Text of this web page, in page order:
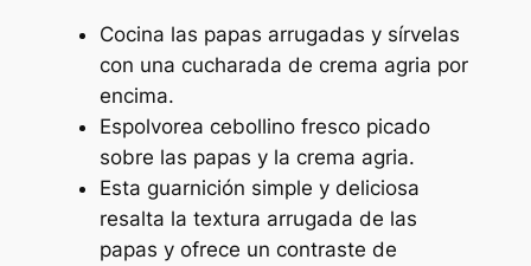
Cocina las papas arrugadas y sírvelas
con una cucharada de crema agria por
encima.
Espolvorea cebollino fresco picado
sobre las papas y la crema agria.
Esta guarnición simple y deliciosa
resalta la textura arrugada de las
papas y ofrece un contraste de